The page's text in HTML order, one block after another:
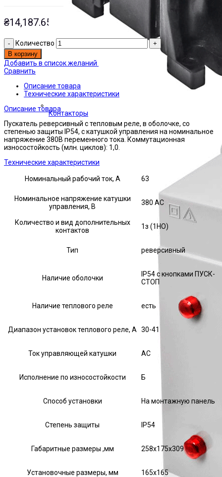
Контакторы
ЭТАЛ0002563
₴14,187.65
Количество
В корзину
Добавить в список желаний
Сравнить
Описание товара
Технические характеристики
Описание товара
Пускатель реверсивный с тепловым реле, в оболочке, со
степенью защиты IP54, с катушкой управления на номинальное
напряжение 380В переменного тока. Коммутационная
износостойкость (млн. циклов): 1,0.
Технические характеристики
Номинальный рабочий ток, А 63
Номинальное напряжение катушки
управления, В
380 AC
Количество и вид дополнительных
контактов
1з (1НО)
Тип реверсивный
Наличие оболочки
IP54 с кнопками ПУСК-
СТОП
Наличие теплового реле есть
Диапазон установок теплового реле, А 30-41
Ток управляющей катушки АС
Исполнение по износостойкости Б
Способ установки На монтажную панель
Степень защиты IP54
Габаритные размеры ,мм 258х175х309
Установочные размеры, мм 165х165